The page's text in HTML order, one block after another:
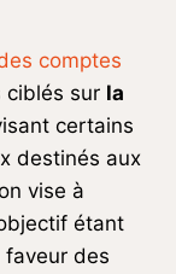
comptes
ciblés sur la
certains
destinés aux
vise à
étant
faveur des